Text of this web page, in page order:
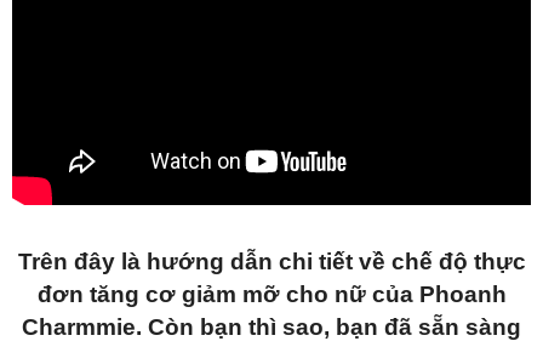
Trên đây là hướng dẫn chi tiết về chế độ thực
đơn tăng cơ giảm mỡ cho nữ của Phoanh
Charmmie. Còn bạn thì sao, bạn đã sẵn sàng